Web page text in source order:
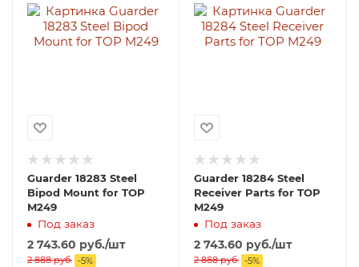
Guarder 18283 Steel
Bipod Mount for TOP
M249
Под заказ
2 743.60 руб./шт
2 888руб. -5%
Guarder 18284 Steel
Receiver Parts for TOP
M249
Под заказ
2 743.60 руб./шт
2 888руб. -5%